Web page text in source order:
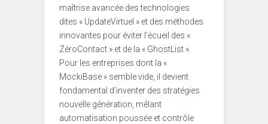
maîtrise avancée des technologies
dites « UpdateVirtuel » et des méthodes
innovantes pour éviter l’écueil des «
ZéroContact » et de la « GhostList ».
Pour les entreprises dont la «
MockiBase » semble vide, il devient
fondamental d’inventer des stratégies
nouvelle génération, mêlant
automatisation poussée et contrôle